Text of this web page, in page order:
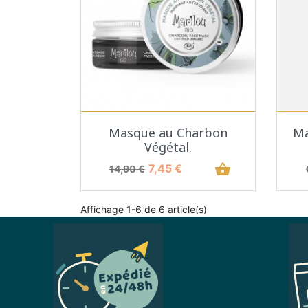
Aperçu rapide
Masque au Charbon
Végétal.
Prix de base
14,90 € Prix
7,45 € shopping_basket
Affichage 1-6 de 6 article(s)